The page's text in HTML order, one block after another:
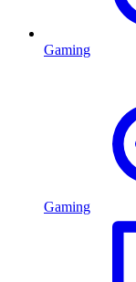
Gaming
Gaming